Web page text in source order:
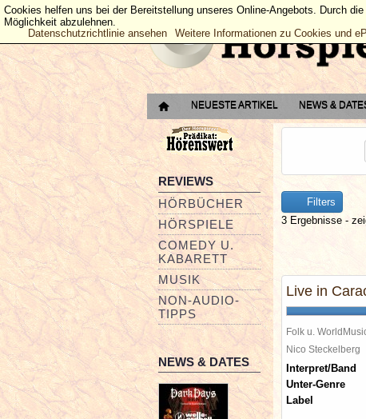
NEUESTE ARTIKEL NEWS &
REVIEWS
HÖRBÜCHER
HÖRSPIELE
COMEDY U.
KABARETT
MUSIK
NON-AUDIO-
TIPPS
NEWS & DATES
Filters
3 Ergebnisse -
Live in
Folk u.
Nico Steckelberg
Interpret/Band
Unter-Genre
Label
Cookies helfen uns bei der Bereitstellung unseres Online-Angebots. Durch
Möglichkeit abzulehnen.
Datenschutzrichtlinie ansehen
Weitere Informationen zu Cookies und